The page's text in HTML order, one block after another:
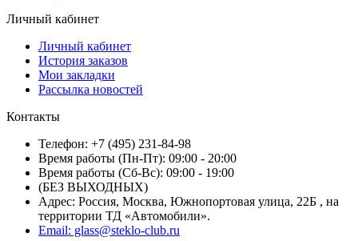
Личный кабинет
Личный кабинет
История заказов
Мои закладки
Рассылка новостей
Контакты
Телефон: +7 (495) 231-84-98
Время работы (Пн-Пт): 09:00 - 20:00
Время работы (Сб-Вс): 09:00 - 19:00
(БЕЗ ВЫХОДНЫХ)
Адрес: Россия, Москва, Южнопортовая улица, 22Б , на
территории ТД «Автомобили».
Email: glass@steklo-club.ru